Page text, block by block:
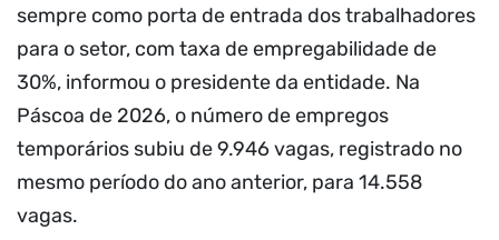
sempre como porta de entrada dos trabalhadores
para o setor, com taxa de empregabilidade de
30%, informou o presidente da entidade. Na
Páscoa de 2026, o número de empregos
temporários subiu de 9.946 vagas, registrado no
mesmo período do ano anterior, para 14.558
vagas.